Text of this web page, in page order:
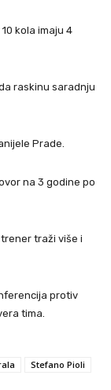
kola imaju 4
raskinu saradnju
Prade.
na 3 godine po
traži više i
protiv
tima.
Stefano Pioli